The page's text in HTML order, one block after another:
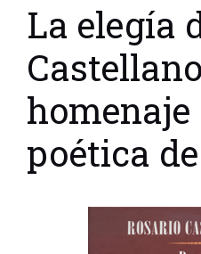
La elegía
poética